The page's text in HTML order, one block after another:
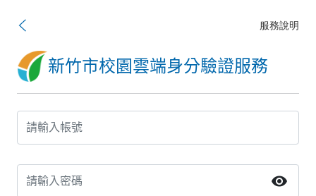
服務說明
新竹市校園雲端身分驗證服務
visibility